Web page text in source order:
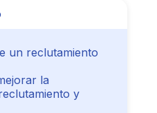
un reclutamiento
la
y